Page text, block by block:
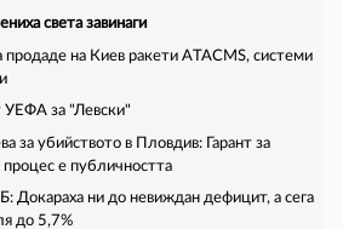
света завинаги
продаде на Киев ракети ATACMS, системи
УЕФА за "Левски"
за убийството в Пловдив: Гарант за
процес е публичността
Докараха ни до невиждан дефицит, а сега
до 5,7%